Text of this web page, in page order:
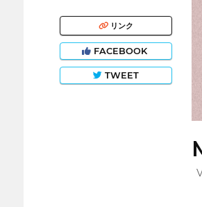
リンク
FACEBOOK
TWEET